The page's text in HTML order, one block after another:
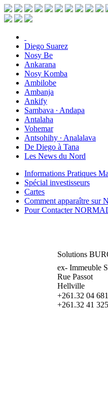
Diego Suarez
Nosy Be
Ankarana
Nosy Komba
Ambilobe
Ambanja
Ankify
Sambava ∙ Andapa
Antalaha
Vohemar
Antsohihy ∙ Analalava
De Diego à Tana
Les News du Nord
Informations Pratiques
Spécial investisseurs
Cartes
Comment apparaître sur
Pour Contacter
Solutions
ex- Immeuble
Rue Passot
Hellville
+261.32 04
+261.32 41